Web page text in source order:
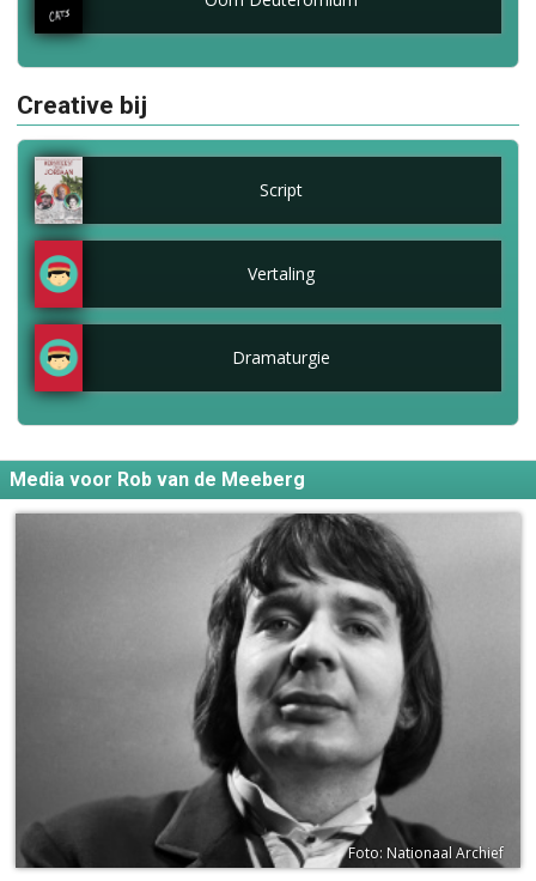
Creative bij
Script
Vertaling
Dramaturgie
Media voor Rob van de Meeberg
Foto: Nationaal Archief